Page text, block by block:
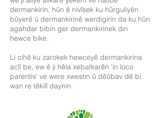
dermankirin, hûn ê nivîsek ku hûrguliyên
bûyerê û dermankirinê werdigirin da ku hûn
agahdar bibin ger dermankirinek din
hewce bike.
Li cihê ku zarokek hewceyê dermankirina
acîl be, ew ê ji hêla xebatkarên 'in loco
parentis' ve were xwestin û dêûbav dê bi
wan re têkilî daynin.